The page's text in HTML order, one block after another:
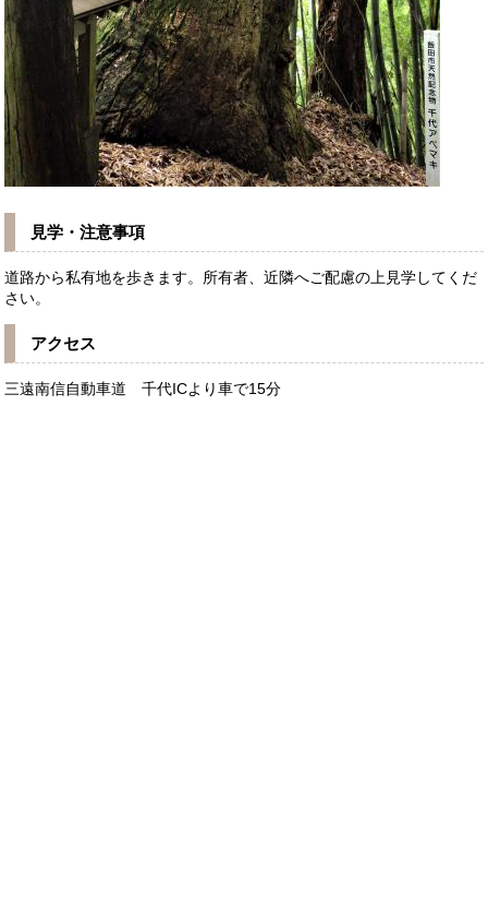
見学・注意事項
道路から私有地を歩きます。所有者、近隣へご配慮の上見学してくだ
さい。
アクセス
三遠南信自動車道 千代ICより車で15分